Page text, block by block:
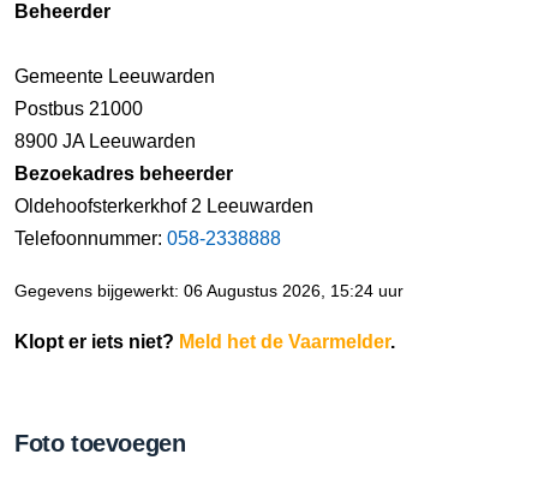
Beheerder
Gemeente Leeuwarden
Postbus 21000
8900 JA Leeuwarden
Bezoekadres beheerder
Oldehoofsterkerkhof 2 Leeuwarden
Telefoonnummer: 058-2338888
Gegevens bijgewerkt: 06 Augustus 2026, 15:24 uur
Klopt er iets niet? Meld het de Vaarmelder.
Foto toevoegen